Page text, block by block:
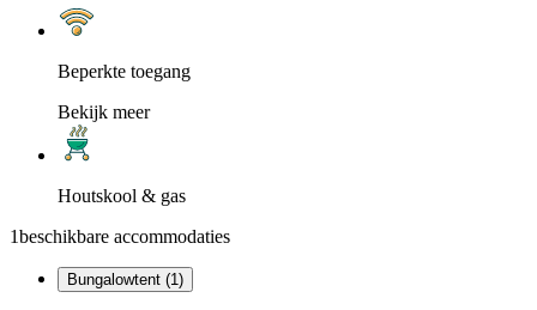
Beperkte toegang
Bekijk meer
Houtskool & gas
1beschikbare accommodaties
Bungalowtent (1)